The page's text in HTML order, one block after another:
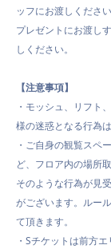
ッフにお渡しください
プレゼントにお渡し
しください。
【注意事項】
・モッシュ、リフト
様の迷惑となる行為は
・ご自身の観覧スペ
ど、フロア内の場所
そのような行為が見
がございます。ルー
て頂きます。
・Sチケットは前方